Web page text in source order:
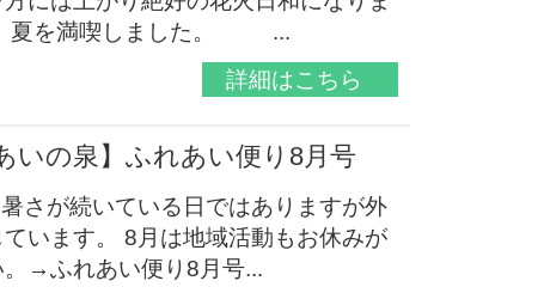
、夏を満喫しました。 ...
詳細はこちら
いの泉】ふれあい便り8月号
さが続いている日ではありますが外
います。 8月は地域活動もお休みが
。→ふれあい便り8月号...